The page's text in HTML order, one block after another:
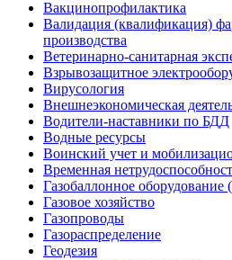
Вакцинопрофилактика
Валидация (квалификация)
производства
Ветеринарно-санитарная
Взрывозащитное
Вирусология
Внешнеэкономическая
Водители-наставники по БДД
Водные ресурсы
Воинский учет и
Временная
Газобаллонное
Газовое хозяйство
Газопроводы
Газораспределение
Геодезия